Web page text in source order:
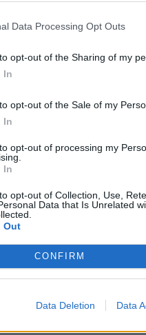
Data Processing Opt Outs
opt-out of the Sharing of my
In
opt-out of the Sale of my
In
opt-out of processing my
In
opt-out of Collection, Use,
Data that Is Unrelated
Out
CONFIRM
Data Deletion Data